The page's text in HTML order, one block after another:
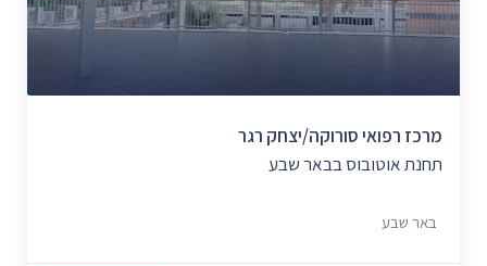
מרכז רפואי סורוקה/יצחק רגר
תחנת אוטובוס בבאר שבע
באר שבע